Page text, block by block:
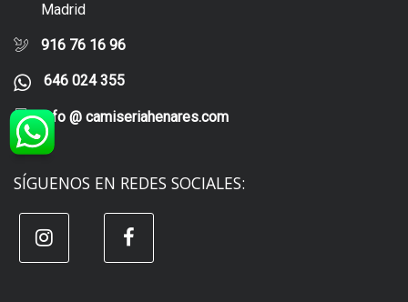
Madrid
916 76 16 96
646 024 355
info @ camiseriahenares.com
SÍGUENOS EN REDES SOCIALES: